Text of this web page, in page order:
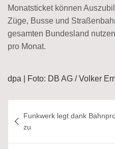
Monatsticket können
Züge, Busse und
gesamten Bundesland
pro Monat.
dpa | Foto: DB AG / Volker
Funkwerk legt dank
zu